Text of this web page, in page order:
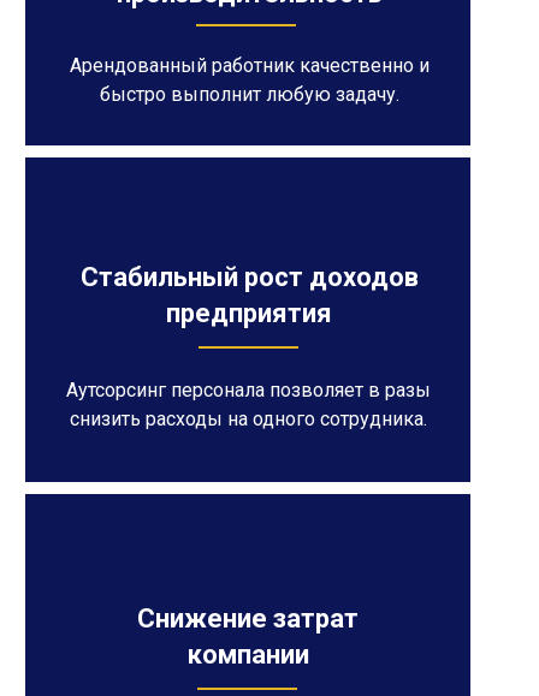
Снижение затрат
компании
Арендованный работник качественно и
быстро выполнит любую задачу.
Стабильный рост доходов
предприятия
Аутсорсинг персонала позволяет в разы
снизить расходы на одного сотрудника.